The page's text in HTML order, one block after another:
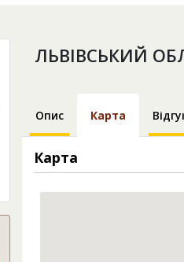
ЛЬВІВСЬКИЙ
Опис Карта
Карта